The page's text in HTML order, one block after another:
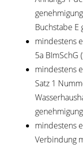
Buchstabe E
mindestens
5a BImSchG
mindestens
Satz 1
mindestens
Verbindung